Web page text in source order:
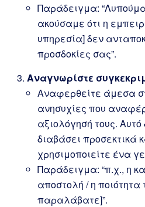
Παράδειγμα:
ακούσαμε ότι η
υπηρεσία] δεν
προσδοκίες σας”.
Αναγνωρίστε
Αναφερθείτε άμεσα
ανησυχίες που
αξιολόγησή τους. Αυτό
διαβάσει προσεκτικά
χρησιμοποιείτε ένα
Παράδειγμα: “π.χ., η
αποστολή / η ποιότητα
παραλάβατε]”.